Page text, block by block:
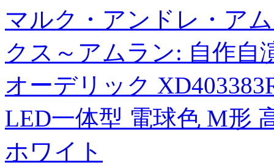
マルク・アンドレ・ア
クス～アムラン: 自作自
オーデリック
LED一体型 電球色 M形
ホワイト